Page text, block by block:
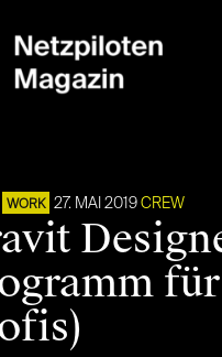
WORK 27. MAI 2019 CREW